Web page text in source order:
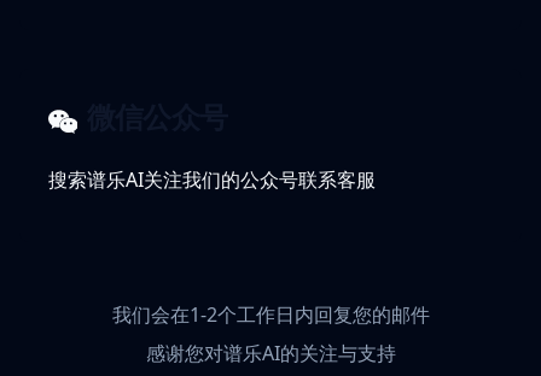
搜索谱乐AI关注我们的公众号联系客服
我们会在1-2个工作日内回复您的邮件
感谢您对谱乐AI的关注与支持